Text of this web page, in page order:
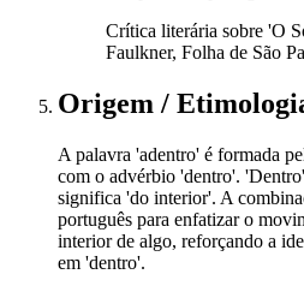
Crítica literária sobre 'O
Faulkner, Folha de São
Origem /
A palavra 'adentro' é formada
com o advérbio 'dentro'.
significa 'do interior'. A
português para enfatizar o
interior de algo, reforçando a
em 'dentro'.